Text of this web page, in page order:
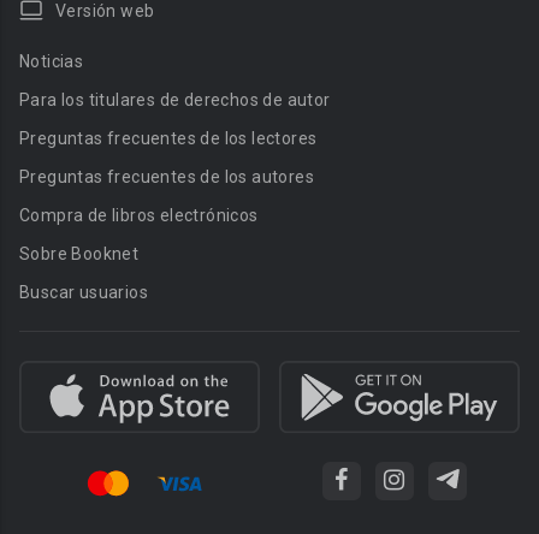
Versión web
Noticias
Para los titulares de derechos de autor
Preguntas frecuentes de los lectores
Preguntas frecuentes de los autores
Compra de libros electrónicos
Sobre Booknet
Buscar usuarios